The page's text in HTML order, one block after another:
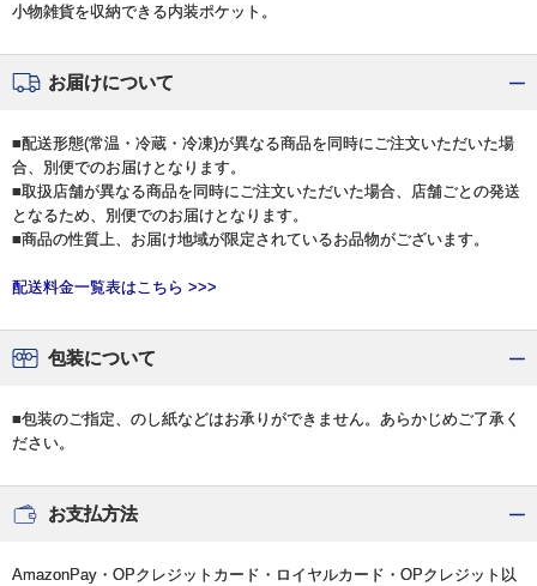
小物雑貨を収納できる内装ポケット。
お届けについて
■配送形態(常温・冷蔵・冷凍)が異なる商品を同時にご注文いただいた場
合、別便でのお届けとなります。
■取扱店舗が異なる商品を同時にご注文いただいた場合、店舗ごとの発送
となるため、別便でのお届けとなります。
■商品の性質上、お届け地域が限定されているお品物がございます。
配送料金一覧表はこちら >>>
包装について
■包装のご指定、のし紙などはお承りができません。あらかじめご了承く
ださい。
お支払方法
AmazonPay・OPクレジットカード・ロイヤルカード・OPクレジット以